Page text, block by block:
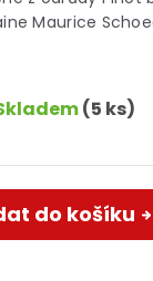
Maurice
(5 ks)
do košíku